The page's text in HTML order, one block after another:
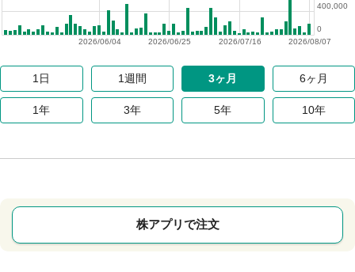
2026/08/07
2026/07/16
2026/06/25
2026/06/04
0
400,000
1日 1週間 3ヶ月 6ヶ月
1年 3年 5年 10年
株アプリで注文